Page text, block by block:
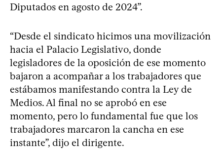
Diputados en agosto de 2024”.
“Desde el sindicato hicimos una movilización
hacia el Palacio Legislativo, donde
legisladores de la oposición de ese momento
bajaron a acompañar a los trabajadores que
estábamos manifestando contra la Ley de
Medios. Al final no se aprobó en ese
momento, pero lo fundamental fue que los
trabajadores marcaron la cancha en ese
instante”, dijo el dirigente.